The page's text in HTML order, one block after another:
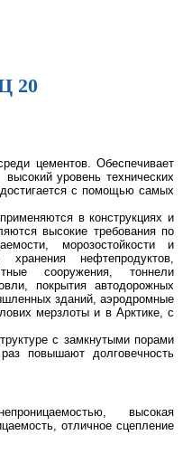
20
цементов. Обеспечивает
уровень технических
достигается с помощью самых
в конструкциях и
высокие требования по
морозостойкости и
нефтепродуктов,
сооружения, тоннели
покрытия автодорожных
зданий, аэродромные
мерзлоты и в Арктике, с
с замкнутыми порами
повышают долговечность
высокая
отличное сцепление